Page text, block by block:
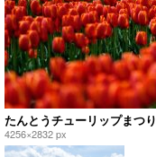
たんとうチューリップまつり
4256×2832 px